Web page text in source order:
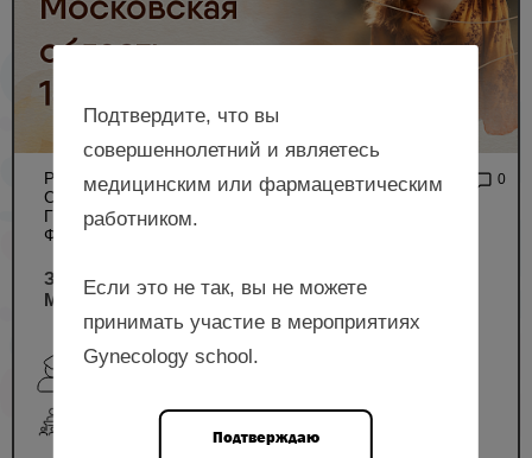
РЕГИОНАЛЬНОЕ
СОБРАНИЕ АКУШЕРОВ-
ГИНЕКОЛОГОВ (ОЧНЫЙ
ФОРМАТ)
7 483 0
Здоровье женщины: от менархе до менопаузы,
Московская область
Краснопольская И.В., Рубец Е.И., Давыдов С.И.,
очный формат
Подтвердите, что вы
совершеннолетний и являетесь
медицинским или фармацевтическим
работником.
Если это не так, вы не можете
принимать участие в мероприятиях
Gynecology school.
Подтверждаю